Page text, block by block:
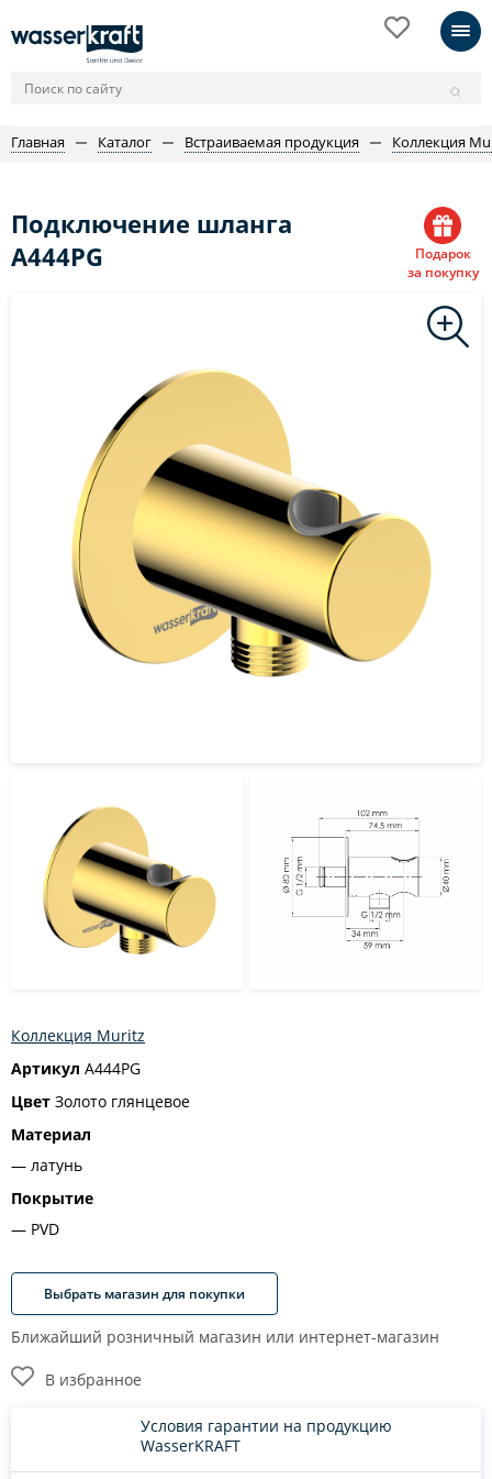
Главная Каталог Встраиваемая продукция Коллекция
Подключение шланга
A444PG
Подарок
за покупку
Коллекция Muritz
Артикул A444PG
Цвет Золото глянцевое
Материал
латунь
Покрытие
PVD
Выбрать магазин для покупки
Ближайший розничный магазин или интернет-магазин
В избранное
Условия гарантии на продукцию
WasserKRAFT